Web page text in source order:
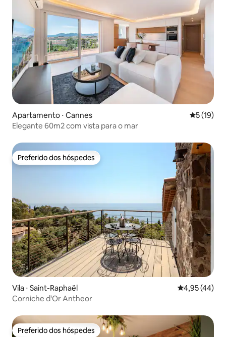
Apartamento ⋅ Cannes 5 de uma
5 (19)
Elegante 60m2 com vista para o mar
Preferido dos hóspedes
Preferido dos hóspedes
Vila ⋅ Saint-Raphaël 4,95 de uma
4,95 (44)
Corniche d'Or Antheor
Preferido dos hóspedes
Preferido dos hóspedes